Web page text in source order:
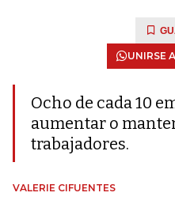
UNIRSE
Ocho de cada 10
aumentar o
trabajadores.
VALERIE CIFUENTES